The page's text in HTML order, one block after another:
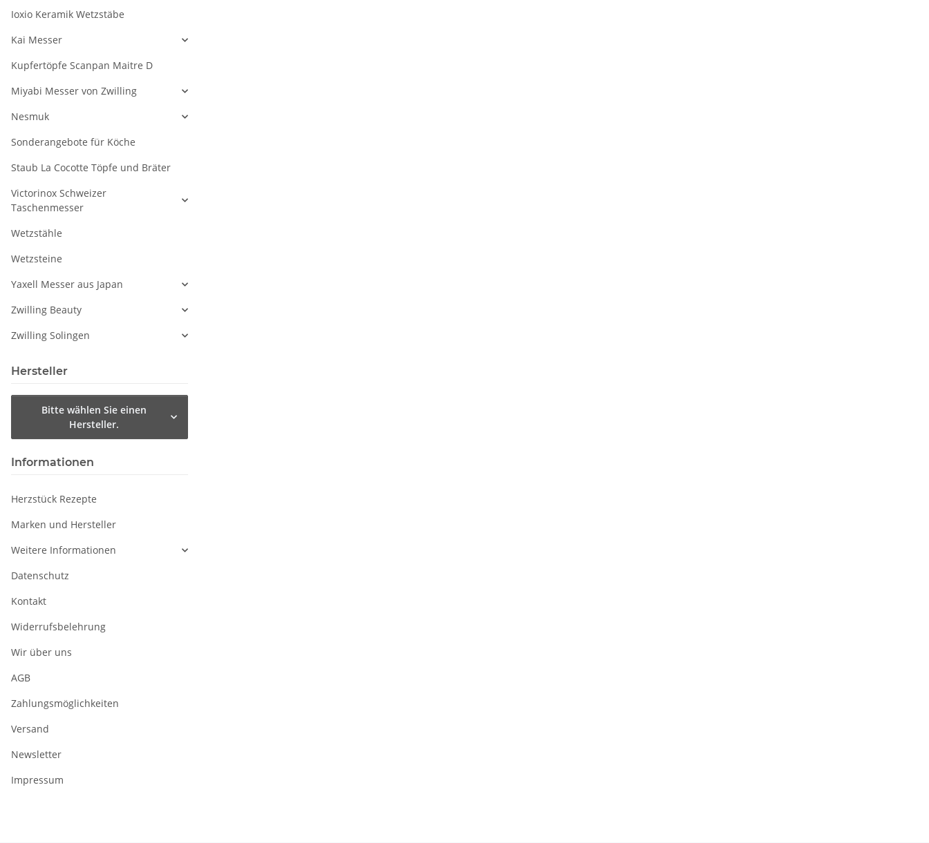
Ioxio Keramik Wetzstäbe
Kai Messer
Kupfertöpfe Scanpan Maitre D
Miyabi Messer von Zwilling
Nesmuk
Sonderangebote für Köche
Staub La Cocotte Töpfe und Bräter
Victorinox Schweizer
Taschenmesser
Wetzstähle
Wetzsteine
Yaxell Messer aus Japan
Zwilling Beauty
Zwilling Solingen
Hersteller
Bitte wählen Sie einen
Hersteller.
Informationen
Herzstück Rezepte
Marken und Hersteller
Weitere Informationen
Datenschutz
Kontakt
Widerrufsbelehrung
Wir über uns
AGB
Zahlungsmöglichkeiten
Versand
Newsletter
Impressum